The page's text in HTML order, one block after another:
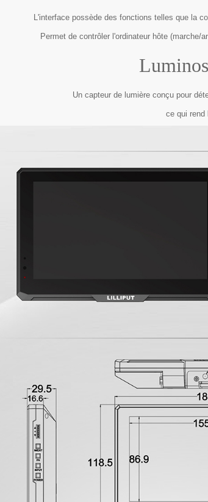
L'interface possède des fonctions telles que la
Permet de contrôler l'ordinateur hôte
Un capteur de lumière conçu pour
ce qui rend